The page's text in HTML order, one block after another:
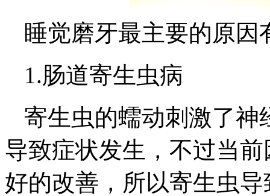
睡觉磨牙最主要的原因
1.肠道寄生虫病
寄生虫的蠕动刺激了神
导致症状发生，不过当
好的改善，所以寄生虫